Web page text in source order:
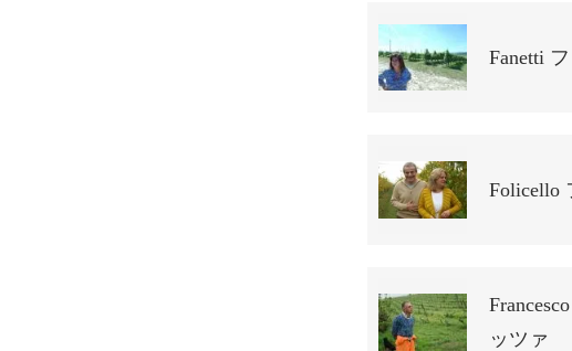
Fanetti
Folicello
ッツァ